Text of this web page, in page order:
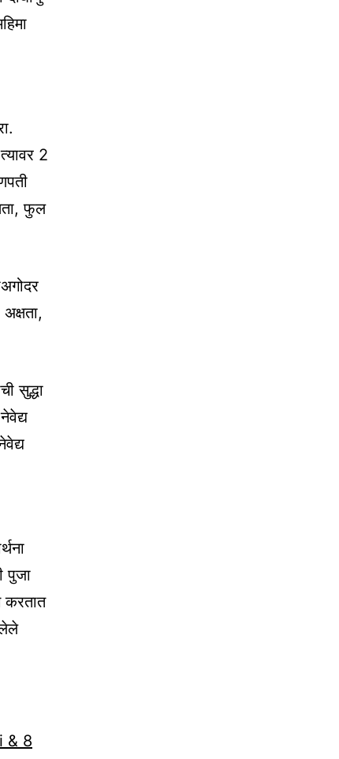
2
फुल
सुद्धा
पुजा
करतात
& 8